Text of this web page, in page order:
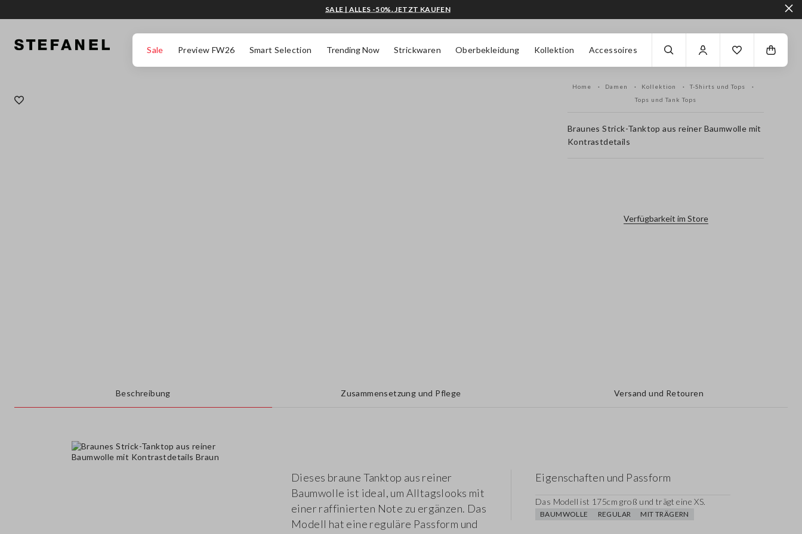
Sale Preview FW26 Smart Selection Trending Now Strickwaren Oberbekleidung Kollektion Accessoires
SALE | ALLES -50%. JETZT KAUFEN
Home Damen Kollektion
T-Shirts und Tops
Tops und Tank Tops
Braunes Strick-Tanktop aus reiner Baumwolle mit
Kontrastdetails
Verfügbarkeit im Store
Beschreibung Zusammensetzung und Pflege Versand und Retouren
Dieses braune Tanktop aus reiner
Baumwolle ist ideal, um Alltagslooks mit
einer raffinierten Note zu ergänzen. Das
Modell hat eine reguläre Passform und
Eigenschaften und Passform
Das Modell ist 175cm groß und trägt eine XS.
BAUMWOLLE REGULAR MIT TRÄGERN